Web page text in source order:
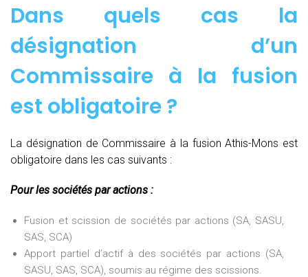
Dans quels cas la
désignation d’un
Commissaire à la fusion
est obligatoire ?
La désignation de Commissaire à la fusion Athis-Mons est
obligatoire dans les cas suivants :
Pour les sociétés par actions :
Fusion et scission de sociétés par actions (SA, SASU,
SAS, SCA)
Apport partiel d’actif à des sociétés par actions (SA,
SASU, SAS, SCA), soumis au régime des scissions.